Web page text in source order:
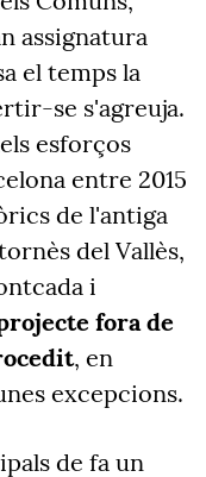
assignatura
el temps la
se s'agreuja.
esforços
entre 2015
de l'antiga
del Vallès,
i
fora de
, en
excepcions.
de fa un